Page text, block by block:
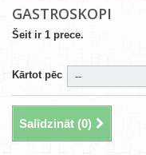
GASTROSKOPI
Šeit ir 1 prece.
Kārtot pēc
Salīdzināt (0)